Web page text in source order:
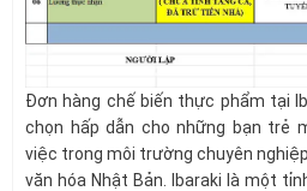
Đơn hàng chế biến thực phẩm tại
chọn hấp dẫn cho những bạn trẻ
việc trong môi trường chuyên
văn hóa Nhật Bản. Ibaraki là một